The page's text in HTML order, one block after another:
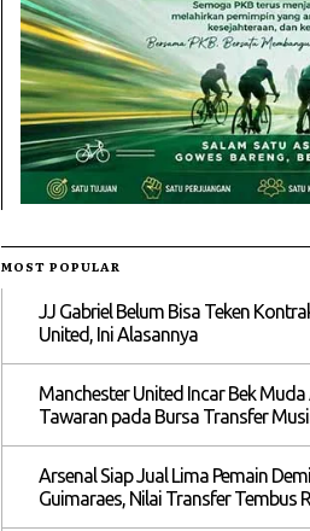
MOST POPULAR
JJ Gabriel Belum Bisa Teken
United, Ini Alasannya
Manchester United Incar Bek
Tawaran pada Bursa Transfer
Arsenal Siap Jual Lima Pemain
Guimaraes, Nilai Transfer Tembus